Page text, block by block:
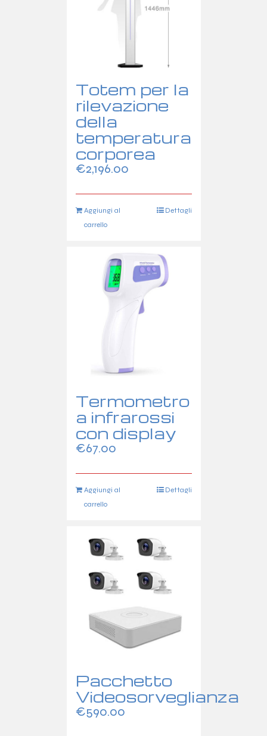
Totem per la
rilevazione
della
temperatura
corporea
€2,196.00
Aggiungi al
carrello
Dettagli
Termometro
a infrarossi
con display
€67.00
Aggiungi al
carrello
Dettagli
Pacchetto
Videosorveglianza
€590.00